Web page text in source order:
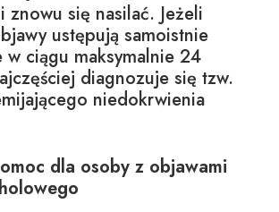
znowu się nasilać. Jeżeli
ustępują samoistnie
w ciągu maksymalnie 24
diagnozuje się tzw.
niedokrwienia
dla osoby z objawami